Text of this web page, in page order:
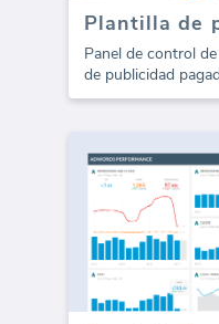
Panel de control
de publicidad